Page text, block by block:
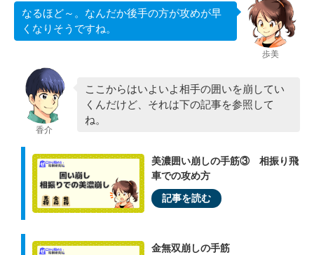
歩美
なるほど～。なんだか後手の方が攻めが早
くなりそうですね。
香介
ここからはいよいよ相手の囲いを崩してい
くんだけど、それは下の記事を参照して
ね。
美濃囲い崩しの手筋③ 相振り飛
車での攻め方
金無双崩しの手筋